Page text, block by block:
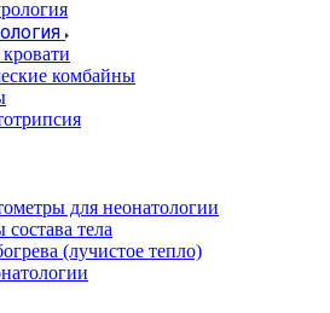
комбайны
для неонатологии
тела
(лучистое тепло)